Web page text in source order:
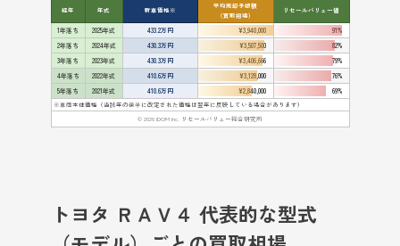
経年
年式 新車価格※
平均売却予想額
（買取相場）
リセールバリュー値
1年落ち 2025年式 433.2万円 ¥3,940,000
91%
2年落ち
2024年式 430.3万円 ¥3,507,500
82%
3年落ち
2023年式 430.3万円 ¥3,406,666
79%
4年落ち
2022年式 410.6万円 ¥3,128,000
76%
5年落ち
2021年式 410.6万円 ¥2,840,000
69%
※車両本体価格（当該年の後半に改定された価格は翌年に反映している場合があります）
© 2026 IDOM Inc. リセールバリュー総合研究所
トヨタ ＲＡＶ４ 代表的な型式